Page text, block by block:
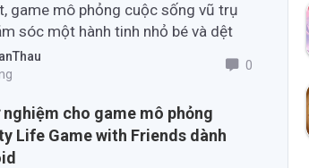
game mô phỏng cuộc sống vũ trụ
sóc một hành tinh nhỏ bé và dệt
liên kết lan tỏa khắp vũ trụ.
0
nghiệm cho game mô phỏng
Life Game with Friends dành